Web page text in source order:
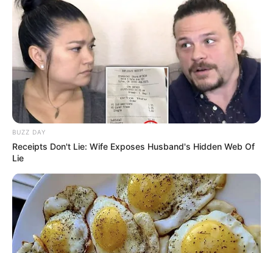
3. Tak hanya hewan lho, karakter anime juga bagian
darilistuntuk dibuat sebagai kreasi. Mirip yang ada
di komik
BUZZ DAY
Receipts Don't Lie: Wife Exposes Husband's Hidden Web Of
Lie